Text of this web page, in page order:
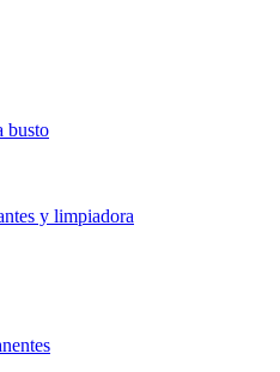
busto
y limpiadora